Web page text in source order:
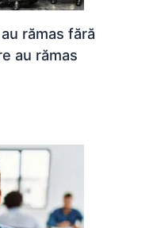
rămas fără
au rămas